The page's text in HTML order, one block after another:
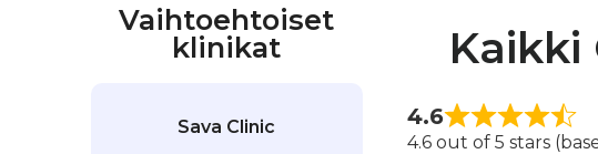
Vaihtoehtoiset
klinikat
Sava Clinic 4.6
4.6 out of 5 stars